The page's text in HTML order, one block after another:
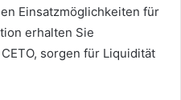
Einsatzmöglichkeiten für
erhalten Sie
sorgen für Liquidität